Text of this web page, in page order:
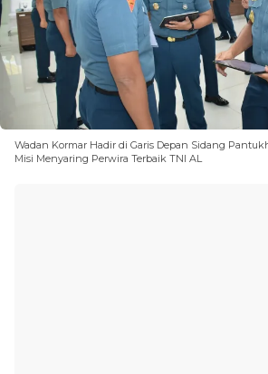
Wadan Kormar Hadir di Garis Depan Sidang
Misi Menyaring Perwira Terbaik TNI AL